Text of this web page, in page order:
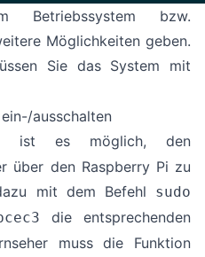
Betriebssystem bzw.
Möglichkeiten geben.
Sie das System mit
ausschalten
ist es möglich, den
über den Raspberry Pi zu
mit dem Befehl sudo
die entsprechenden
muss die Funktion